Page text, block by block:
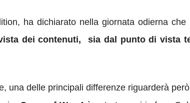
ha dichiarato nella giornata odierna che
dei contenuti, sia dal punto di vista
una delle principali differenze riguarderà